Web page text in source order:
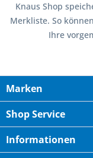
Knaus Shop
Merkliste. So
Ihre
Marken
Shop Service
Informationen